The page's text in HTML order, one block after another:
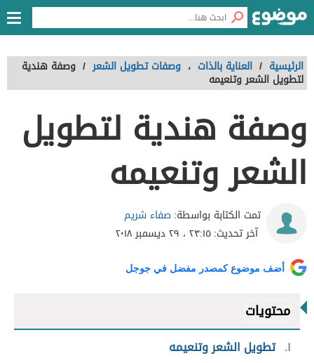
الرئيسية / العناية بالذات ، وصفات تطويل الشعر / وصفة هندية
لتطويل الشعر وتنعيمه
وصفة هندية لتطويل
الشعر وتنعيمه
تمت الكتابة بواسطة: صفاء شريم
آخر تحديث:٢٣:١٥ ، ٢٩ ديسمبر ٢٠١٨
أضف موضوع كمصدر مفضل في جوجل
محتويات
١ تطويل الشعر وتنعيمه